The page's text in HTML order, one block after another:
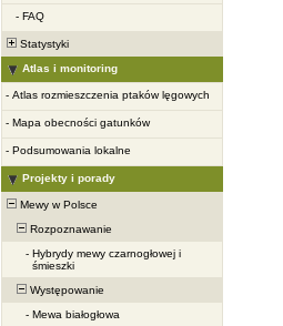
- FAQ
Statystyki
Atlas i monitoring
- Atlas rozmieszczenia ptaków lęgowych
- Mapa obecności gatunków
- Podsumowania lokalne
Projekty i porady
Mewy w Polsce
Rozpoznawanie
- Hybrydy mewy czarnogłowej i
śmieszki
Występowanie
- Mewa białogłowa